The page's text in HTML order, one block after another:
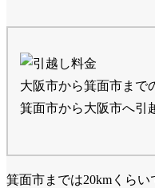
大阪市から箕面市まで
箕面市から大阪市へ引
箕面市までは20kmくら